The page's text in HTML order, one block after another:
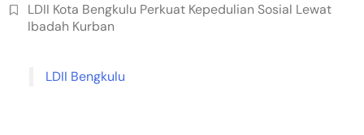
LDII Kota Bengkulu Perkuat Kepedulian Sosial Lewat
Ibadah Kurban
LDII Bengkulu